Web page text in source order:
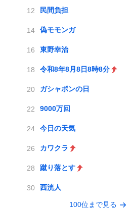
民間負担
偽モモンガ
東野幸治
令和8年8月8日8時8分
ガシャポンの日
9000万回
今日の天気
カワクラ
蹴り落とす
西洸人
100位まで見る